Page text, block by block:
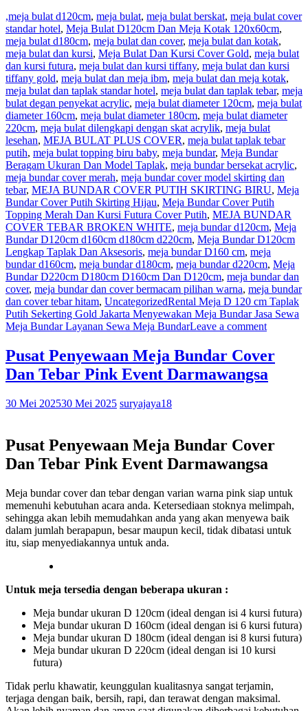
,meja bulat d120cm, meja bulat, meja bulat berskat, meja bulat cover
standar hotel, Meja Bulat D120cm Dan Meja Kotak 120x60cm,
meja bulat d180cm, meja bulat dan cover, meja bulat dan kotak,
meja bulat dan kursi, Meja Bulat Dan Kursi Cover Gold, meja bulat
dan kursi futura, meja bulat dan kursi tiffany, meja bulat dan kursi
tiffany gold, meja bulat dan meja ibm, meja bulat dan meja kotak,
meja bulat dan taplak standar hotel, meja bulat dan taplak tebar, meja
bulat degan penyekat acrylic, meja bulat diameter 120cm, meja bulat
diameter 160cm, meja bulat diameter 180cm, meja bulat diameter
220cm, meja bulat dilengkapi dengan skat acrylik, meja bulat
lesehan, MEJA BULAT PLUS COVER, meja bulat taplak tebar
putih, meja bulat topping biru baby, meja bundar, Meja Bundar
Beragam Ukuran Dan Model Taplak, meja bundar bersekat acrylic,
meja bundar cover merah, meja bundar cover model skirting dan
tebar, MEJA BUNDAR COVER PUTIH SKIRTING BIRU, Meja
Bundar Cover Putih Skirting Hijau, Meja Bundar Cover Putih
Topping Merah Dan Kursi Futura Cover Putih, MEJA BUNDAR
COVER TEBAR BROKEN WHITE, meja bundar d120cm, Meja
Bundar D120cm d160cm d180cm d220cm, Meja Bundar D120cm
Lengkap Taplak Dan Aksesoris, meja bundar D160 cm, meja
bundar d160cm, meja bundar d180cm, meja bundar d220cm, Meja
Bundar D220cm D180cm D160cm Dan D120cm, meja bundar dan
cover, meja bundar dan cover bermacam pilihan warna, meja bundar
dan cover tebar hitam, UncategorizedRental Meja D 120 cm Taplak
Putih Sekerting Gold Jakarta Menyewakan Meja Bundar Jasa Sewa
Meja Bundar Layanan Sewa Meja BundarLeave a comment
Pusat Penyewaan Meja Bundar Cover
Dan Tebar Pink Event Darmawangsa
30 Mei 202530 Mei 2025 suryajaya18
Pusat Penyewaan Meja Bundar Cover
Dan Tebar Pink Event Darmawangsa
Meja bundar cover dan tebar dengan varian warna pink siap untuk
memenuhi kebutuhan acara anda. Ketersediaan stoknya melimpah,
sehingga akan lebih memudahkan anda yang akan menyewa baik
dalam jumlah berapapun, besar maupun kecil, tidak dibatasi untuk
itu, siap menyediakannya untuk anda.
Untuk meja tersedia dengan beberapa ukuran :
Meja bundar ukuran D 120cm (ideal dengan isi 4 kursi futura)
Meja bundar ukuran D 160cm (ideal dengan isi 6 kursi futura)
Meja bundar ukuran D 180cm (ideal dengan isi 8 kursi futura)
Meja bundar ukuran D 220cm (ideal dengan isi 10 kursi
futura)
Tidak perlu khawatir, keunggulan kualitasnya sangat terjamin,
terjaga dengan baik, bersih, rapi, dan terawat dengan maksimal.